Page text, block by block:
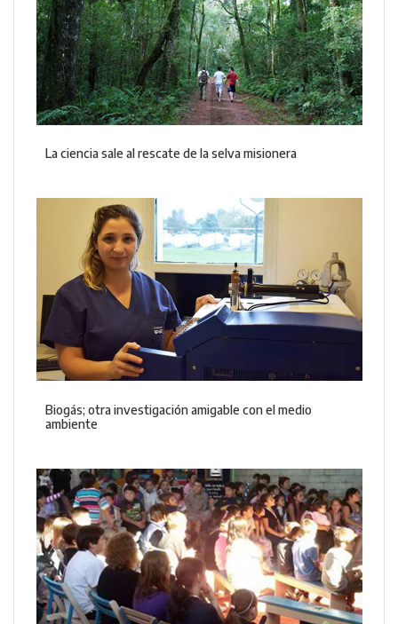
La ciencia sale al rescate de la selva misionera
Biogás; otra investigación amigable con el medio
ambiente